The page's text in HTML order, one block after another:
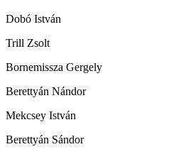
Dobó István
Trill Zsolt
Bornemissza Gergely
Berettyán Nándor
Mekcsey István
Berettyán Sándor